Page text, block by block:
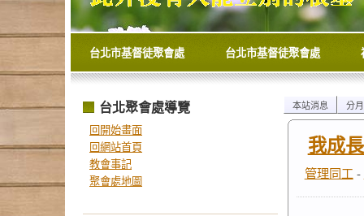
台北市基督徒聚會處 台北市基督徒聚會處
台北聚會處導覽
回開始畫面
回網站首頁
教會事記
聚會處地圖
本站消息 分
我成
管理同工 -